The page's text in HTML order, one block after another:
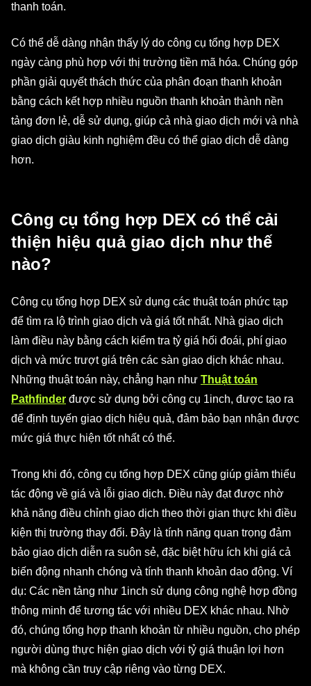
thanh toán.
Có thể dễ dàng nhận thấy lý do công cụ tổng hợp DEX
ngày càng phù hợp với thị trường tiền mã hóa. Chúng góp
phần giải quyết thách thức của phân đoạn thanh khoản
bằng cách kết hợp nhiều nguồn thanh khoản thành nền
tảng đơn lẻ, dễ sử dụng, giúp cả nhà giao dịch mới và nhà
giao dịch giàu kinh nghiệm đều có thể giao dịch dễ dàng
hơn.
Công cụ tổng hợp DEX có thể cải
thiện hiệu quả giao dịch như thế
nào?
Công cụ tổng hợp DEX sử dụng các thuật toán phức tạp
để tìm ra lộ trình giao dịch và giá tốt nhất. Nhà giao dịch
làm điều này bằng cách kiểm tra tỷ giá hối đoái, phí giao
dịch và mức trượt giá trên các sàn giao dịch khác nhau.
Những thuật toán này, chẳng hạn như Thuật toán
Pathfinder được sử dụng bởi công cụ 1inch, được tạo ra
để định tuyến giao dịch hiệu quả, đảm bảo bạn nhận được
mức giá thực hiện tốt nhất có thể.
Trong khi đó, công cụ tổng hợp DEX cũng giúp giảm thiểu
tác động về giá và lỗi giao dịch. Điều này đạt được nhờ
khả năng điều chỉnh giao dịch theo thời gian thực khi điều
kiện thị trường thay đổi. Đây là tính năng quan trọng đảm
bảo giao dịch diễn ra suôn sẻ, đặc biệt hữu ích khi giá cả
biến động nhanh chóng và tính thanh khoản dao động. Ví
dụ: Các nền tảng như 1inch sử dụng công nghệ hợp đồng
thông minh để tương tác với nhiều DEX khác nhau. Nhờ
đó, chúng tổng hợp thanh khoản từ nhiều nguồn, cho phép
người dùng thực hiện giao dịch với tỷ giá thuận lợi hơn
mà không cần truy cập riêng vào từng DEX.